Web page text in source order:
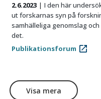
2.6.2023
I den här
ut forskarnas syn på
samhälleliga genomslag
det.
Publikationsforum
Visa mera